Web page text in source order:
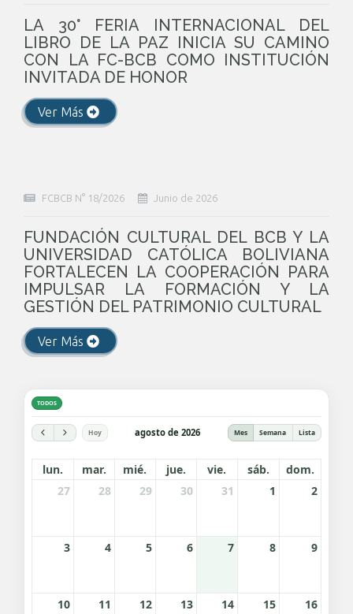
LA 30° FERIA INTERNACIONAL DEL
LIBRO DE LA PAZ INICIA SU CAMINO
CON LA FC-BCB COMO INSTITUCIÓN
INVITADA DE HONOR
Ver Más
FCBCB N° 18/2026 Junio de 2026
FUNDACIÓN CULTURAL DEL BCB Y LA
UNIVERSIDAD CATÓLICA BOLIVIANA
FORTALECEN LA COOPERACIÓN PARA
IMPULSAR LA FORMACIÓN Y LA
GESTIÓN DEL PATRIMONIO CULTURAL
Ver Más